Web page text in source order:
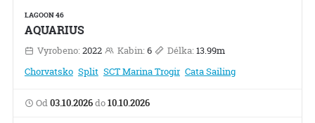
LAGOON 46
AQUARIUS
Vyrobeno: 2022 Kabin: 6 Délka: 13.99m
Chorvatsko Split SCT Marina Trogir Cata Sailing
Od03.10.2026do10.10.2026